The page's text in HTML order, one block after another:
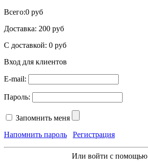
Всего:0 руб
Доставка: 200 руб
С доставкой: 0 руб
Вход для клиентов
E-mail:
Пароль:
Запомнить меня
Напомнить пароль
Регистрация
Или войти с помощью